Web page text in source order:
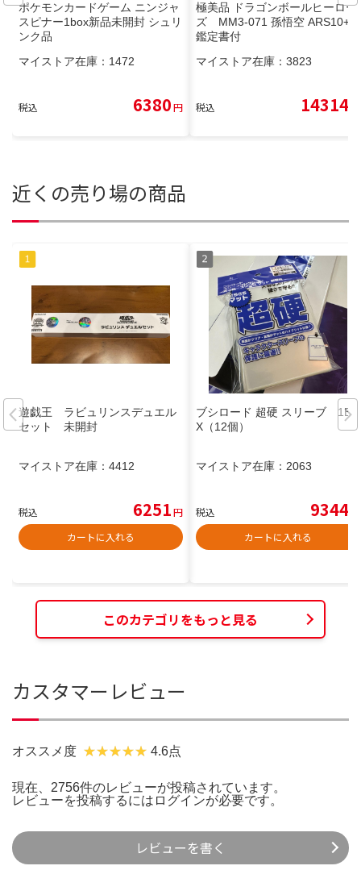
ポケモンカードゲーム ニンジャ
スピナー1box新品未開封 シュリ
ンク品
マイストア在庫： 1472
税込 6380円
極美品 ドラゴンボールヒーロー
ズ MM3-071 孫悟空 ARS10+
鑑定書付
マイストア在庫： 3823
税込 14314
近くの売り場の商品
遊戯王 ラビュリンスデュエル
セット 未開封
マイストア在庫： 4412
税込 6251円
カートに入れる
ブシロード 超硬 スリーブ 1BO
X（12個）
マイストア在庫： 2063
税込 9344
カートに入れる
このカテゴリをもっと見る
カスタマーレビュー
オススメ度 4.6点
現在、2756件のレビューが投稿されています。
レビューを投稿するには ログインが必要です。
レビューを書く